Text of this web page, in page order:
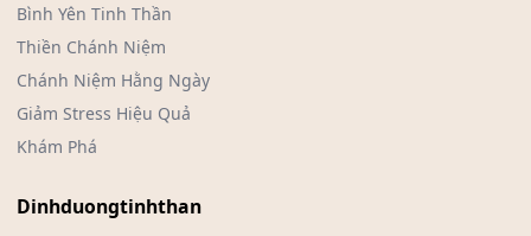
Bình Yên Tinh Thần
Thiền Chánh Niệm
Chánh Niệm Hằng Ngày
Giảm Stress Hiệu Quả
Khám Phá
Dinhduongtinhthan